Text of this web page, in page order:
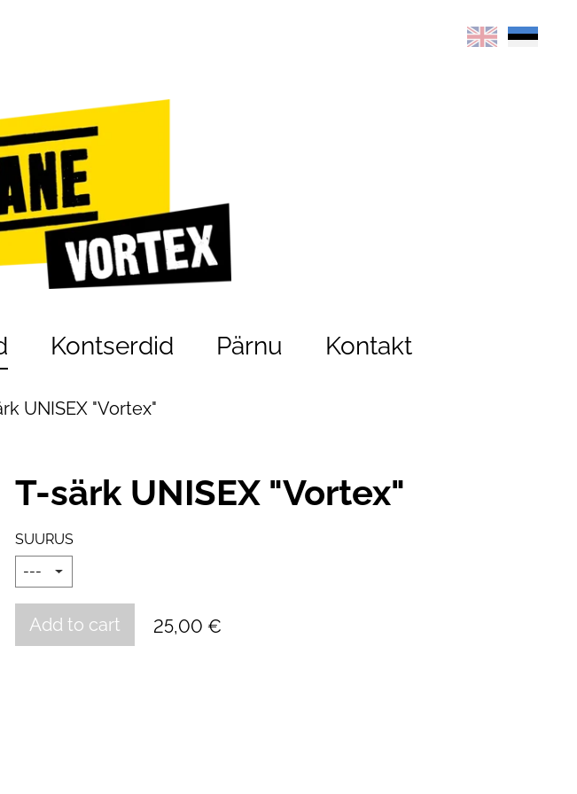
Kontserdid Pärnu Kontakt
UNISEX "Vortex"
T-särk UNISEX "Vortex"
SUURUS
Add to cart 25,00 €